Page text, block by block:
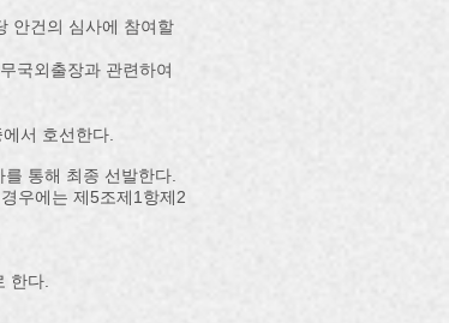
안건의 심사에 참여할
국외출장과 관련하여
서 호선한다.​
통해 최종 선발한다.
우에는 제5조제1항제2
한다.